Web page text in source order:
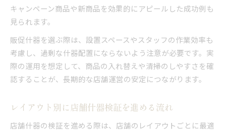
キャンペーン商品や新商品を効果的にアピールした成功例も
見られます。
販促什器を選ぶ際は、設置スペースやスタッフの作業効率も
考慮し、過剰な什器配置にならないよう注意が必要です。実
際の運用を想定して、商品の入れ替えや清掃のしやすさを確
認することが、長期的な店舗運営の安定につながります。
レイアウト別に店舗什器検証を進める流れ
店舗什器の検証を進める際は、店舗のレイアウトごとに最適